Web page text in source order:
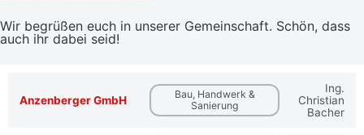
Wir begrüßen euch in unserer Gemeinschaft. Schön, dass
auch ihr dabei seid!
Anzenberger GmbH
Bau, Handwerk &
Sanierung
Ing.
Christian
Bacher